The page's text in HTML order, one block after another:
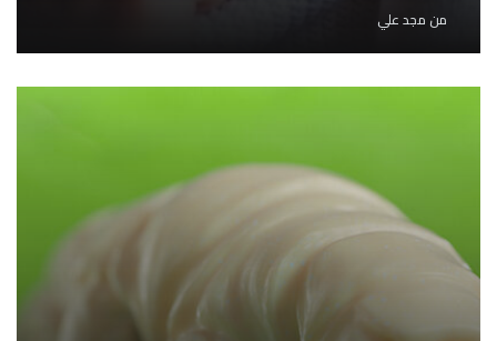
من مجد علي